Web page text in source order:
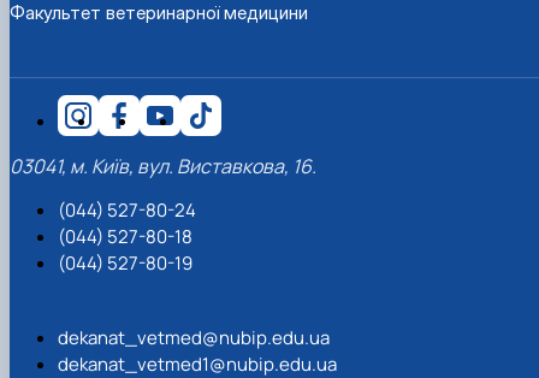
Факультет ветеринарної медицини
03041, м. Київ, вул. Виставкова, 16.
(044) 527-80-24
(044) 527-80-18
(044) 527-80-19
dekanat_vetmed@nubip.edu.ua
dekanat_vetmed1@nubip.edu.ua